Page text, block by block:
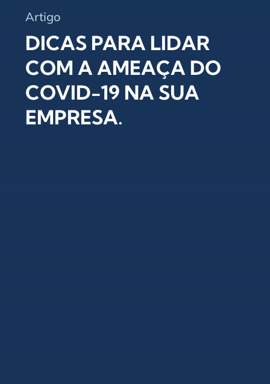
Artigo
DICAS PARA LIDAR
COM A AMEAÇA DO
COVID-19 NA SUA
EMPRESA.